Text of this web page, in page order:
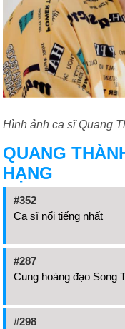
Hình ảnh ca sĩ Quang
QUANG
HẠNG
#352
Ca sĩ nổi tiếng nhất
#287
Cung hoàng đạo Song
#298